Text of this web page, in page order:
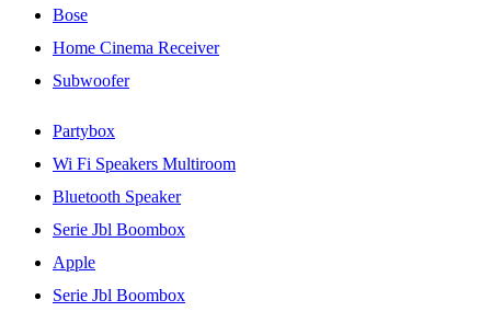
Bose
Home Cinema Receiver
Subwoofer
Partybox
Wi Fi Speakers Multiroom
Bluetooth Speaker
Serie Jbl Boombox
Apple
Serie Jbl Boombox